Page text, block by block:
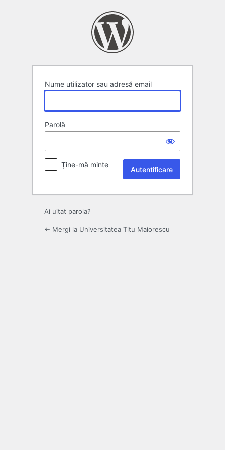
Nume utilizator sau adresă email
Parolă
Ține-mă minte
Ai uitat parola?
← Mergi la Universitatea Titu Maiorescu